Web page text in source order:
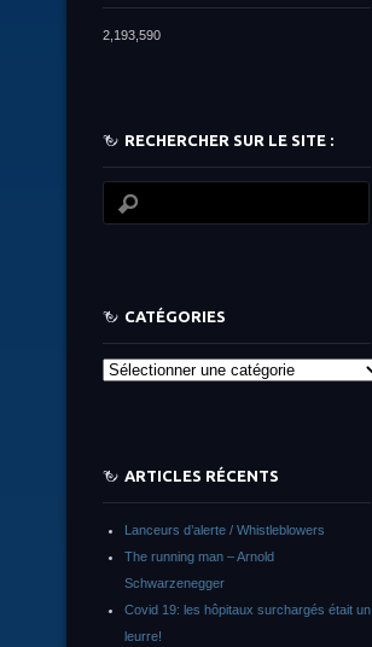
2,193,590
RECHERCHER SUR LE SITE :
CATÉGORIES
Catégories
ARTICLES RÉCENTS
Lanceurs d’alerte / Whistleblowers
The running man – Arnold
Schwarzenegger
Covid 19: les hôpitaux surchargés était un
leurre!